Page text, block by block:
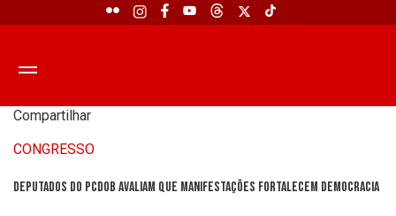
Compartilhar
CONGRESSO
Deputados do PCdoB avaliam que manifestações fortalecem democracia